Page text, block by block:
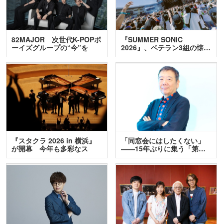
82MAJOR 次世代K-POPボ
ーイズグループの“今”を
訊…
『SUMMER SONIC
2026』、ベテラン3組の懐…
『スタクラ 2026 in 横浜』
が開幕 今年も多彩なス
テ…
「同窓会にはしたくない」
――15年ぶりに集う「第…